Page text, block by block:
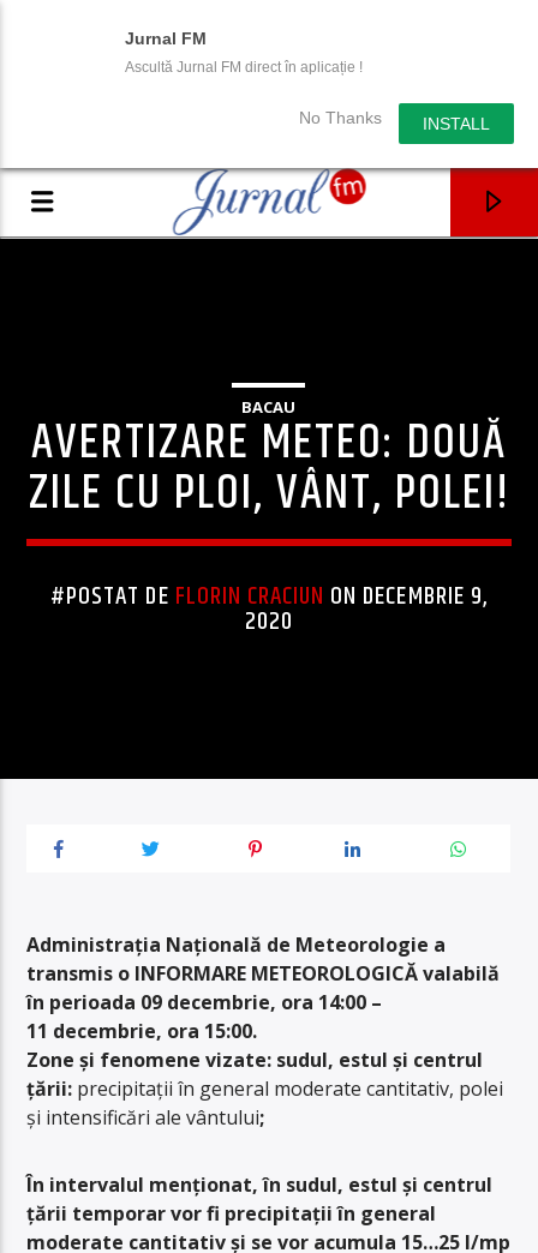
Jurnal FM
Ascultă Jurnal FM direct în aplicație !
No Thanks INSTALL
BACAU
AVERTIZARE METEO: DOUĂ
ZILE CU PLOI, VÂNT, POLEI!
#POSTAT DE FLORIN CRACIUN ON DECEMBRIE 9,
2020
Administrația Națională de Meteorologie a
transmis o INFORMARE METEOROLOGICĂ valabilă
în perioada 09 decembrie, ora 14:00 –
11 decembrie, ora 15:00.
Zone și fenomene vizate: sudul, estul și centrul
țării: precipitații în general moderate cantitativ, polei
și intensificări ale vântului;
În intervalul menționat, în sudul, estul și centrul
țării temporar vor fi precipitații în general
moderate cantitativ și se vor acumula 15…25 l/mp